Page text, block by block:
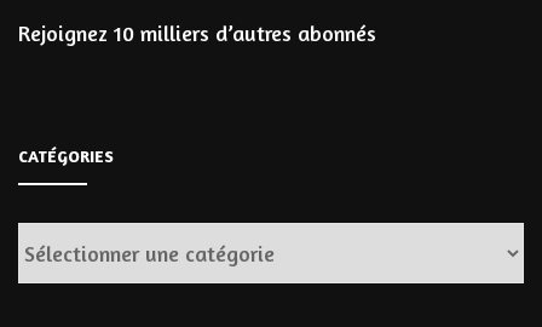
Rejoignez 10 milliers d’autres abonnés
CATÉGORIES
Catégories